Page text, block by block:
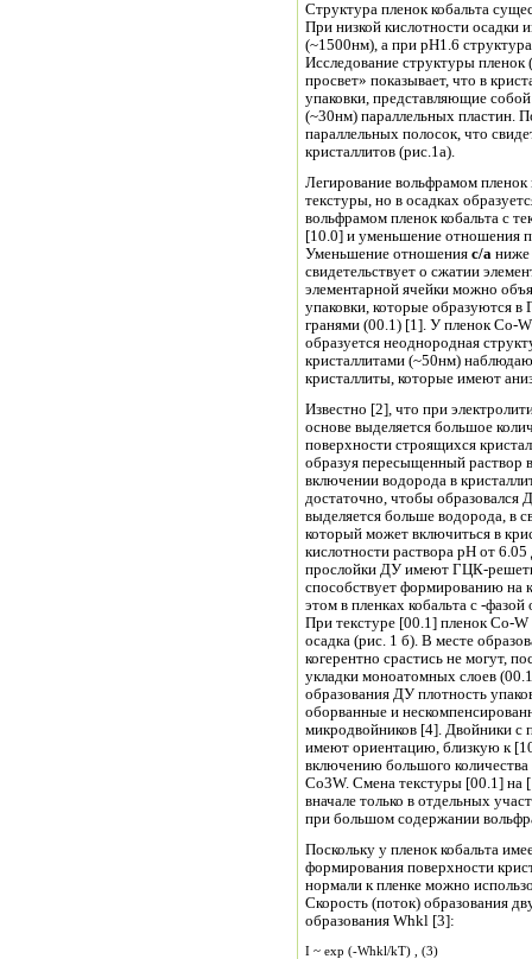
Структура пленок кобальта
При низкой кислотности
(~1500нм), а при рН1.6
Исследование структуры пленок (рН 35) на электронном микроскопе методом «на
просвет» показывает, что в
упаковки, представляющие
(~30нм) параллельных пластин.
параллельных полосок, что
кристаллитов (рис.1а).
Легирование вольфрамом пленок
текстуры, но в осадках
вольфрамом пленок кобальта с
[10.0] и уменьшение отношения
Уменьшение отношения с/а ниже
свидетельствует о сжатии
элементарной ячейки можно
упаковки, которые образуются
гранями (00.1) [1]. У пленок Co-
образуется неоднородная
кристаллитами (~50нм)
кристаллиты, которые имеют
Известно [2], что при
основе выделяется большое
поверхности строящихся
образуя пересыщенный раствор
включении водорода в
достаточно, чтобы образовался
выделяется больше водорода, в
который может включиться в
кислотности раствора рН от
прослойки ДУ имеют ГЦК-
способствует формированию на
этом в пленках кобальта с -
При текстуре [00.1] пленок Co-
осадка (рис. 1 б). В месте
когерентно срастись не могут,
укладки моноатомных слоев
образования ДУ плотность
оборванные и
микродвойников [4]. Двойники с
имеют ориентацию, близкую к
включению большого
Co3W. Смена текстуры [00.1]
вначале только в отдельных
при большом содержании
Поскольку у пленок кобальта
формирования поверхности
нормали к пленке можно
Скорость (поток) образования
образования Whkl [3]:
I ~ exp (-Whkl/kT) , (3)